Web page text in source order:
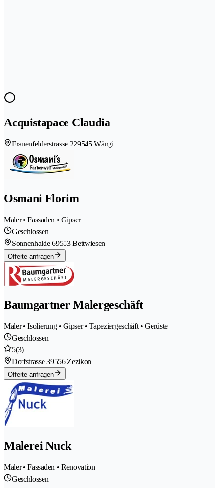
Acquistapace Claudia
Frauenfelderstrasse 229545 Wängi
Osmani Florim
Maler • Fassaden • Gipser
Geschlossen
Sonnenhalde 69553 Bettwiesen
Offerte anfragen
Baumgartner Malergeschäft
Maler • Isolierung • Gipser • Tapeziergeschäft • Gerüste
Geschlossen
5(3)
Dorfstrasse 39556 Zezikon
Offerte anfragen
Malerei Nuck
Maler • Fassaden • Renovation
Geschlossen